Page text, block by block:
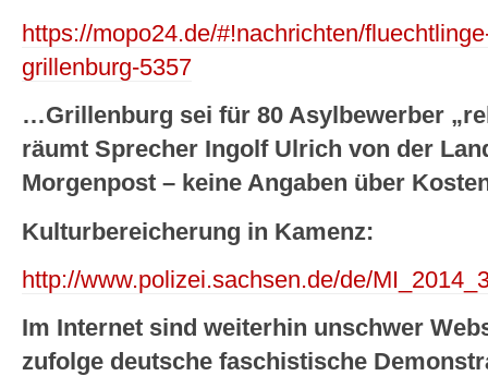
https://mopo24.de/#!nachrichten/
grillenburg-5357
…Grillenburg sei für 80 Asylbewerber
räumt Sprecher Ingolf Ulrich von der
Morgenpost – keine Angaben über
Kulturbereicherung in Kamenz:
http://www.polizei.sachsen.de/de/
Im Internet sind weiterhin unschwer
zufolge deutsche faschistische